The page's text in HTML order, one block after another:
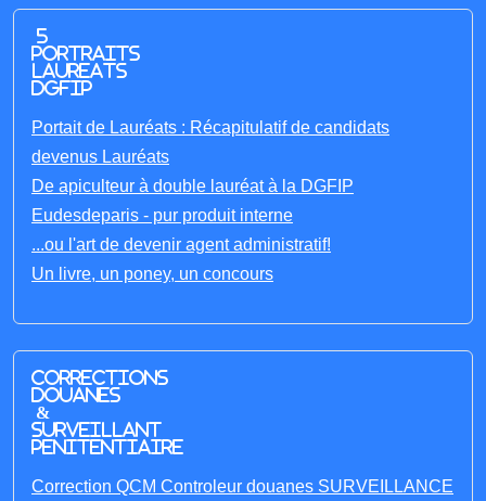
5
portraits
laureats
DGFIP
Portait de Lauréats : Récapitulatif de candidats
devenus Lauréats
De apiculteur à double lauréat à la DGFIP
Eudesdeparis - pur produit interne
...ou l'art de devenir agent administratif!
Un livre, un poney, un concours
Corrections
Douanes
&
Surveillant
penitentiaire
Correction QCM Controleur douanes SURVEILLANCE